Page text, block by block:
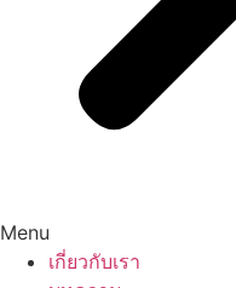
Menu
เกี่ยวกับเรา